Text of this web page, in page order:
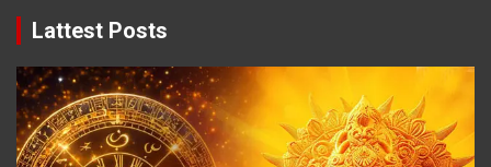
Lattest Posts